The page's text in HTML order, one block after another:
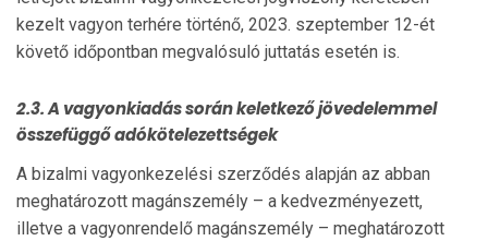
kezelt vagyon terhére történő, 2023. szeptember 12-ét
követő időpontban megvalósuló juttatás esetén is.
2.3. A vagyonkiadás során keletkező jövedelemmel
összefüggő adókötelezettségek
A bizalmi vagyonkezelési szerződés alapján az abban
meghatározott magánszemély – a kedvezményezett,
illetve a vagyonrendelő magánszemély – meghatározott